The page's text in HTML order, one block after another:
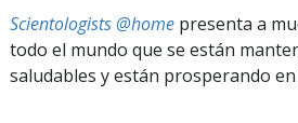
Scientologists @home presenta a
todo el mundo que se están
saludables y están prosperando en